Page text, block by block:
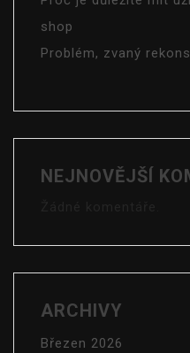
shop
Problém, zvaný
NEJNOVĚJŠÍ
ARCHIVY
Březen 2026